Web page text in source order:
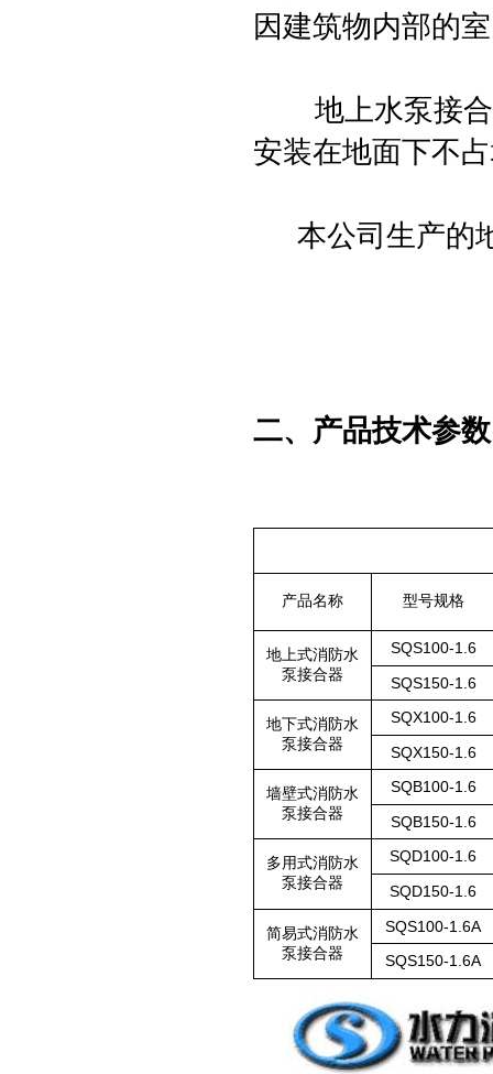
因建筑物内部的
地上水泵接合
安装在地面下不
本公司生产的
二、产品技术参数
产品名称 型号规格
地上式消防水
泵接合器
SQS100-1.6
SQS150-1.6
地下式消防水
泵接合器
SQX100-1.6
SQX150-1.6
墙壁式消防水
泵接合器
SQB100-1.6
SQB150-1.6
多用式消防水
泵接合器
SQD100-1.6
SQD150-1.6
简易式消防水
泵接合器
SQS100-1.6A
SQS150-1.6A